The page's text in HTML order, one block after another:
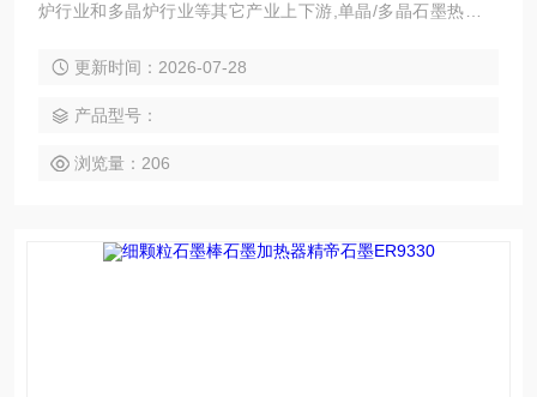
炉行业和多晶炉行业等其它产业上下游,单晶/多晶石墨热场采
时也提高了光伏行业产品成品率。
更新时间：2026-07-28
产品型号：
浏览量：206